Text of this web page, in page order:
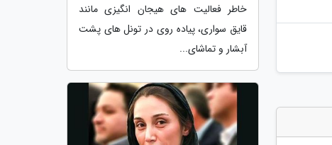
خاطر فعالیت های هیجان انگیزی مانند
قایق سواری، پیاده روی در تونل های پشت
آبشار و تماشای...